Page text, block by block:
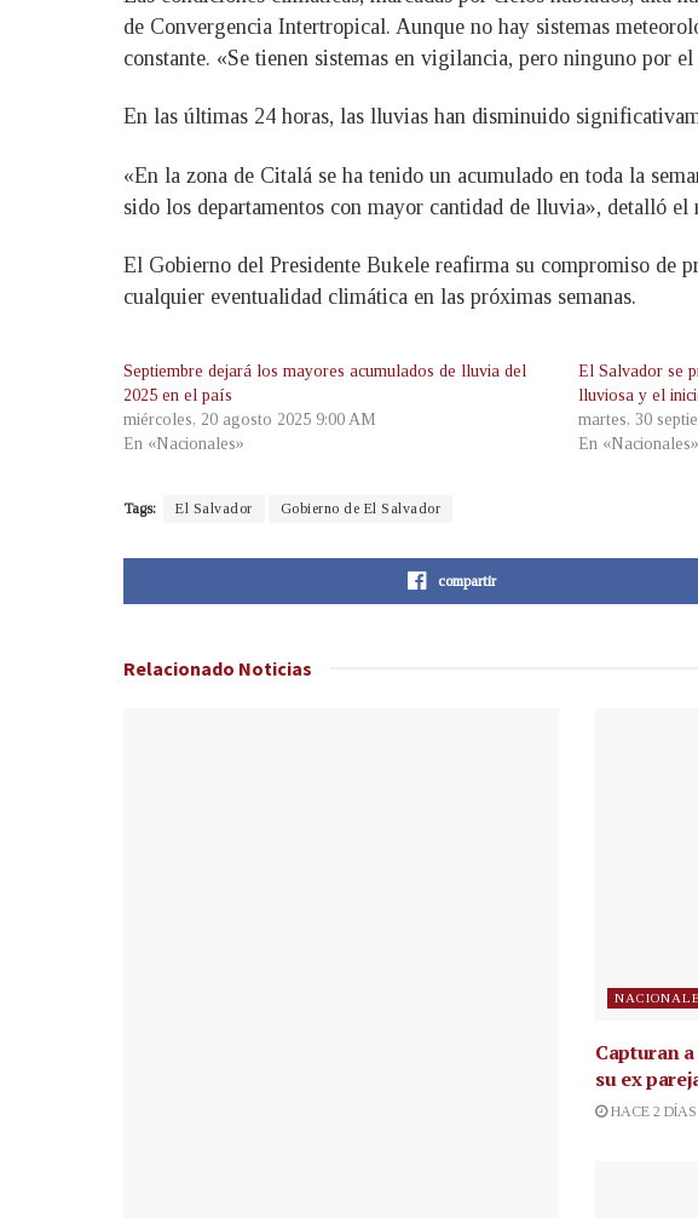
de Convergencia Intertropical. Aunque no hay sistemas
constante. «Se tienen sistemas en vigilancia, pero ninguno por
En las últimas 24 horas, las lluvias han disminuido
«En la zona de Citalá se ha tenido un acumulado en toda la
sido los departamentos con mayor cantidad de lluvia», detalló el
El Gobierno del Presidente Bukele reafirma su compromiso de
cualquier eventualidad climática en las próximas semanas.
Septiembre dejará los mayores acumulados de lluvia del
2025 en el país
miércoles, 20 agosto 2025 9:00 AM
En «Nacionales»
El Salvador se
lluviosa y el
martes, 30
En «Nacionales»
Tags: El Salvador Gobierno de El Salvador
compartir
Relacionado Noticias
Capturan
su ex
HACE 2 DÍAS